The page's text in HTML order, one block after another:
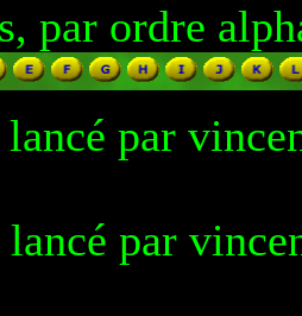
par ordre
lancé par
lancé par